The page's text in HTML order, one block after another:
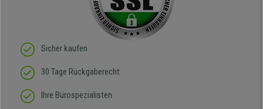
Sicher kaufen
30 Tage Rückgaberecht
Ihre Bürospezialisten